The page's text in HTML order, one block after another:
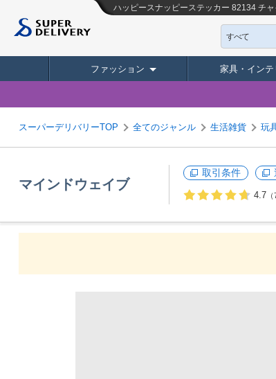
ハッピースナッピーステッカー 82134 チ
すべて
ファッション 家具・インテ
スーパーデリバリーTOP 全てのジャンル 生活雑貨 玩
マインドウェイブ
取引条件
4.7